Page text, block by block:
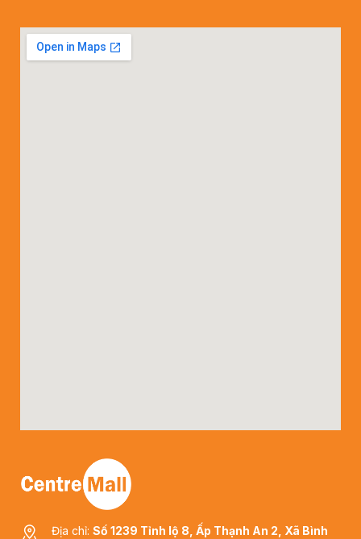
Địa chỉ: Số 1239 Tỉnh lộ 8, Ấp Thạnh An 2, Xã Bình